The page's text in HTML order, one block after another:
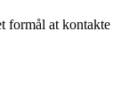
formål at kontakte